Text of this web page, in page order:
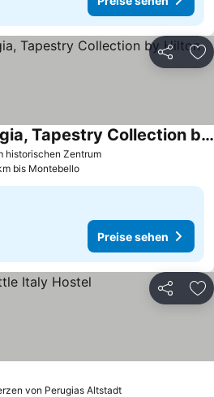
Teilen
historischen Zentrum
Rosetta Hotel Perugia, Tapestry Collection by Hilton
bis Montebello
Preise sehen
Teilen
von Perugias Altstadt